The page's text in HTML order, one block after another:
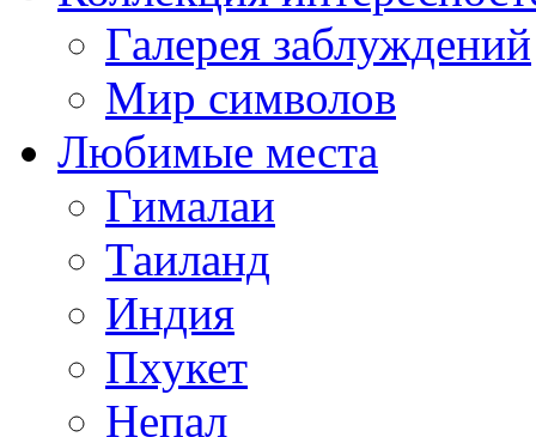
Галерея заблуждений
Мир символов
Любимые места
Гималаи
Таиланд
Индия
Пхукет
Непал